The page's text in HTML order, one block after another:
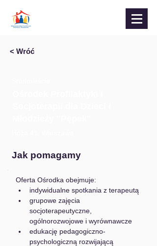
< Wróć
Jak pomagamy
Oferta Ośrodka obejmuje:
indywidualne spotkania z terapeutą
grupowe zajęcia
socjoterapeutyczne,
ogólnorozwojowe i wyrównawcze
edukację pedagogiczno-
psychologiczną rozwijającą